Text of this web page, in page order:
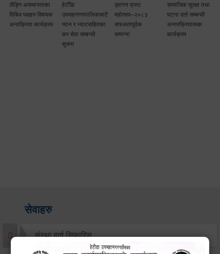
लैङ्गि असमानताका
विबिध पक्षहरु विषयक
अन्तक्रिया कार्यक्रम
हेटौँडा
उपमहानगरपालिकाबाटै
प्यान र भ्याटसहितका
कर सेवा सम्बन्धी
सूचना
ड्रागन फ्रुट
महोत्सव–२०८३
सफलतापूर्वक
सम्पन्न!
सामाजिक सुरक्षा तथा
घटना दर्ता सम्बन्धी
अन्तरक्रियात्मक
कार्यक्रम
सेवाहरु
संस्था दर्ता सिफारिस